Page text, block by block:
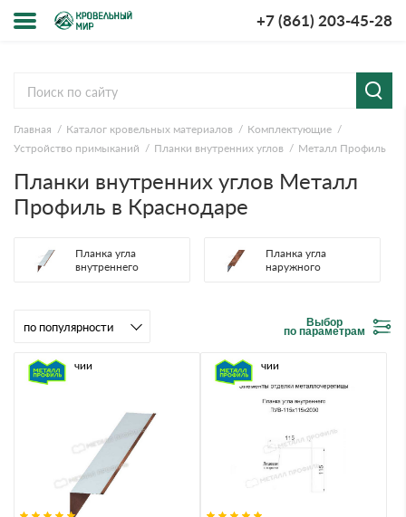
+7 (861) 203-45-28
компании
и оплата
ответы
Главная Каталог кровельных материалов
Комплектующие
Устройство примыканий
Планки внутренних углов Металл Профиль
Планки внутренних углов Металл
Профиль в Краснодаре
Планка угла
внутреннего
Планка угла
наружного
Выбор
по параметрам
В наличии В наличии